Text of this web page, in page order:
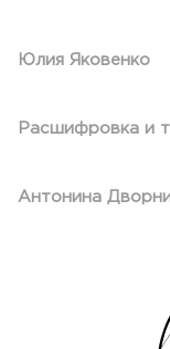
Юлия Яковенко
Расшифровка и
Антонина